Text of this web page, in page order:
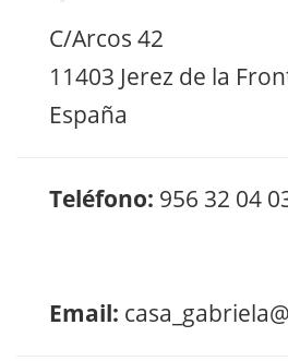
C/Arcos 42
11403 Jerez de la
España
Teléfono: 956 32 04
Email: